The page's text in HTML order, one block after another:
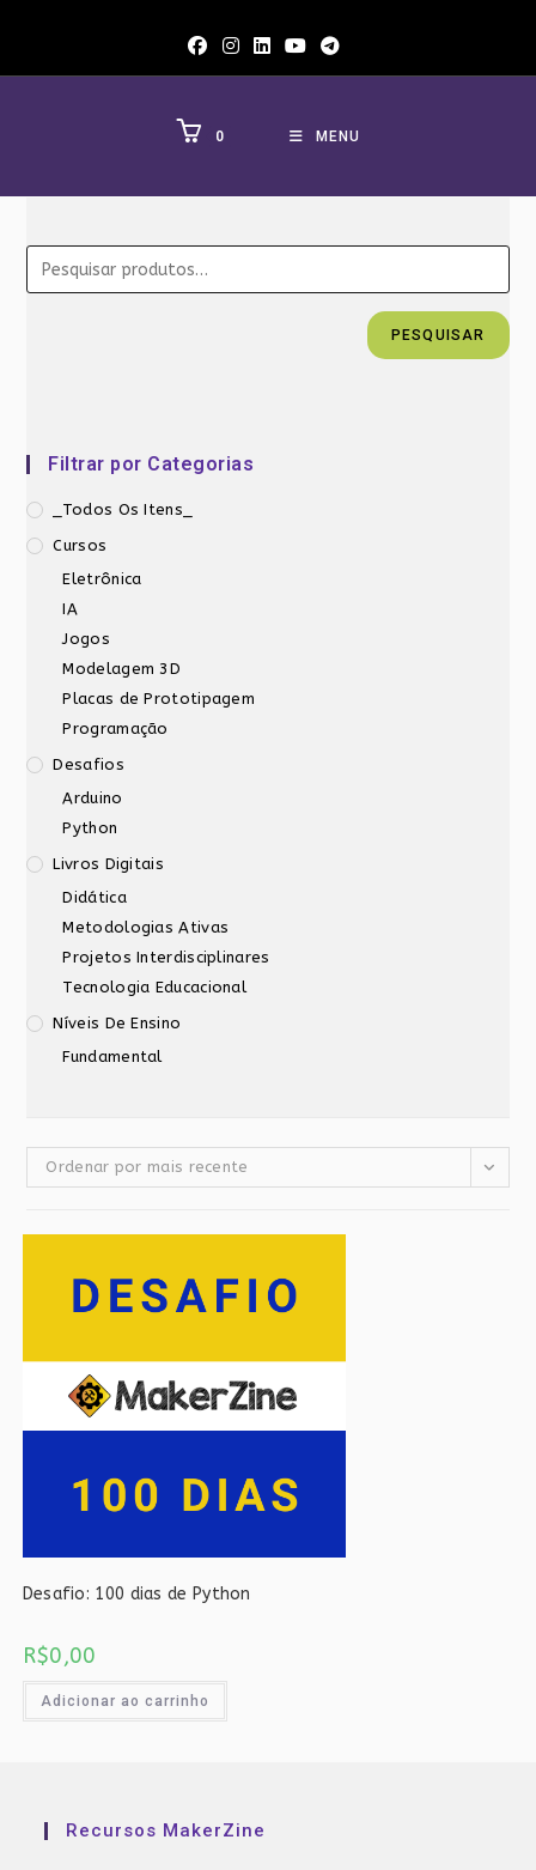
0 MENU
PESQUISAR
Filtrar por Categorias
_Todos Os Itens_
Cursos
Eletrônica
IA
Jogos
Modelagem 3D
Placas de Prototipagem
Programação
Desafios
Arduino
Python
Livros Digitais
Didática
Metodologias Ativas
Projetos Interdisciplinares
Tecnologia Educacional
Níveis De Ensino
Fundamental
Ordenar por mais recente
Desafio: 100 dias de Python
R$0,00
Adicionar ao carrinho
Recursos MakerZine